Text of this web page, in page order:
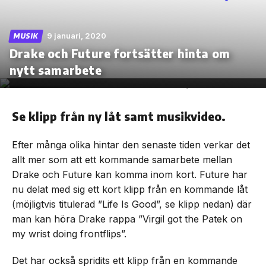
the
MUSIK 9 januari, 2020
Drake och Future fortsätter hinta om
nytt samarbete
Se klipp från ny låt samt musikvideo.
Efter många olika hintar den senaste tiden verkar det
allt mer som att ett kommande samarbete mellan
Drake och Future kan komma inom kort. Future har
nu delat med sig ett kort klipp från en kommande låt
(möjligtvis titulerad ”Life Is Good”, se klipp nedan) där
man kan höra Drake rappa ”Virgil got the Patek on
my wrist doing frontflips”.
Det har också spridits ett klipp från en kommande